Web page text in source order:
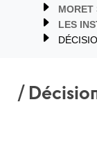
MORET
LES
/